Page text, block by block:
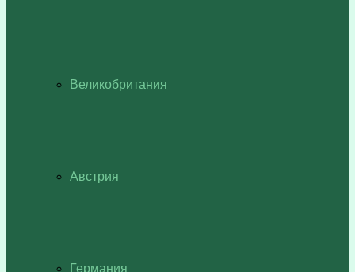
Великобритания
Австрия
Германия